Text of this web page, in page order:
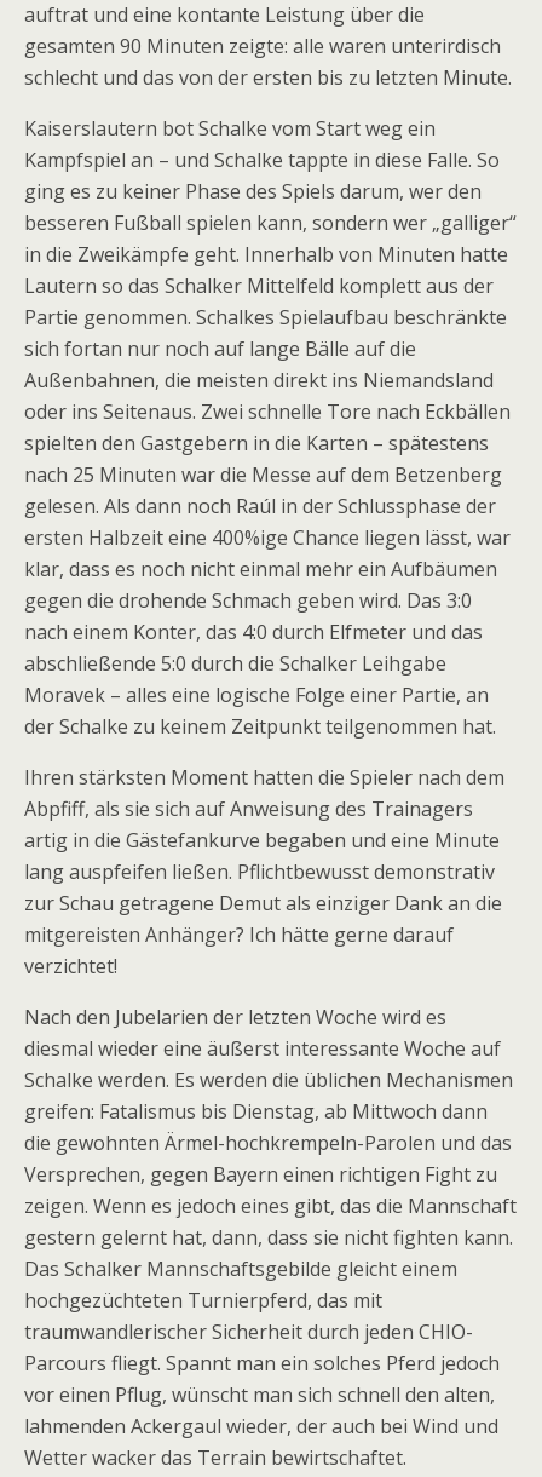
auftrat und eine kontante Leistung über die
gesamten 90 Minuten zeigte: alle waren unterirdisch
schlecht und das von der ersten bis zu letzten Minute.
Kaiserslautern bot Schalke vom Start weg ein
Kampfspiel an – und Schalke tappte in diese Falle. So
ging es zu keiner Phase des Spiels darum, wer den
besseren Fußball spielen kann, sondern wer „galliger“
in die Zweikämpfe geht. Innerhalb von Minuten hatte
Lautern so das Schalker Mittelfeld komplett aus der
Partie genommen. Schalkes Spielaufbau beschränkte
sich fortan nur noch auf lange Bälle auf die
Außenbahnen, die meisten direkt ins Niemandsland
oder ins Seitenaus. Zwei schnelle Tore nach Eckbällen
spielten den Gastgebern in die Karten – spätestens
nach 25 Minuten war die Messe auf dem Betzenberg
gelesen. Als dann noch Raúl in der Schlussphase der
ersten Halbzeit eine 400%ige Chance liegen lässt, war
klar, dass es noch nicht einmal mehr ein Aufbäumen
gegen die drohende Schmach geben wird. Das 3:0
nach einem Konter, das 4:0 durch Elfmeter und das
abschließende 5:0 durch die Schalker Leihgabe
Moravek – alles eine logische Folge einer Partie, an
der Schalke zu keinem Zeitpunkt teilgenommen hat.
Ihren stärksten Moment hatten die Spieler nach dem
Abpfiff, als sie sich auf Anweisung des Trainagers
artig in die Gästefankurve begaben und eine Minute
lang auspfeifen ließen. Pflichtbewusst demonstrativ
zur Schau getragene Demut als einziger Dank an die
mitgereisten Anhänger? Ich hätte gerne darauf
verzichtet!
Nach den Jubelarien der letzten Woche wird es
diesmal wieder eine äußerst interessante Woche auf
Schalke werden. Es werden die üblichen Mechanismen
greifen: Fatalismus bis Dienstag, ab Mittwoch dann
die gewohnten Ärmel-hochkrempeln-Parolen und das
Versprechen, gegen Bayern einen richtigen Fight zu
zeigen. Wenn es jedoch eines gibt, das die Mannschaft
gestern gelernt hat, dann, dass sie nicht fighten kann.
Das Schalker Mannschaftsgebilde gleicht einem
hochgezüchteten Turnierpferd, das mit
traumwandlerischer Sicherheit durch jeden CHIO-
Parcours fliegt. Spannt man ein solches Pferd jedoch
vor einen Pflug, wünscht man sich schnell den alten,
lahmenden Ackergaul wieder, der auch bei Wind und
Wetter wacker das Terrain bewirtschaftet.